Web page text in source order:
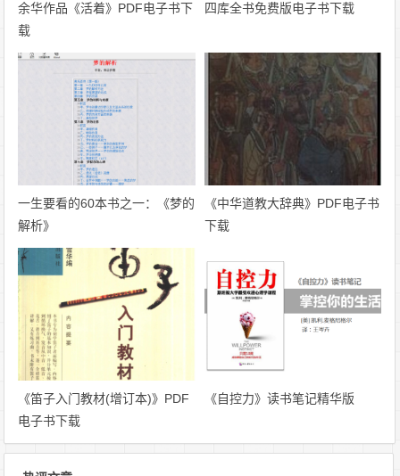
余华作品《活着》PDF电子书下
载
四库全书免费版电子书下载
一生要看的60本书之一：《梦的
解析》
《中华道教大辞典》PDF电子书
下载
《笛子入门教材(增订本)》PDF
电子书下载
《自控力》读书笔记精华版